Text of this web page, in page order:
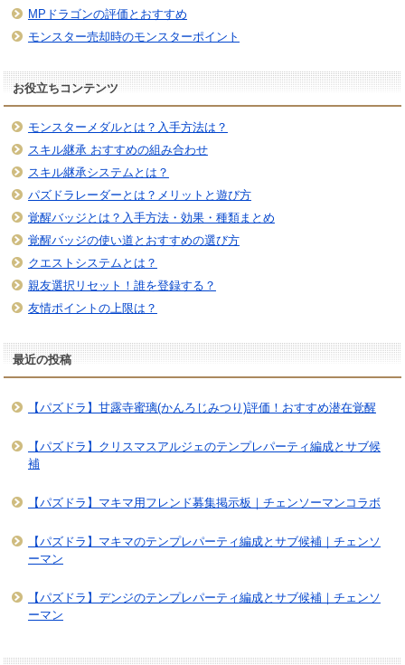
MPドラゴンの評価とおすすめ
モンスター売却時のモンスターポイント
お役立ちコンテンツ
モンスターメダルとは？入手方法は？
スキル継承 おすすめの組み合わせ
スキル継承システムとは？
パズドラレーダーとは？メリットと遊び方
覚醒バッジとは？入手方法・効果・種類まとめ
覚醒バッジの使い道とおすすめの選び方
クエストシステムとは？
親友選択リセット！誰を登録する？
友情ポイントの上限は？
最近の投稿
【パズドラ】甘露寺蜜璃(かんろじみつり)評価！おすすめ潜在覚醒
【パズドラ】クリスマスアルジェのテンプレパーティ編成とサブ候
補
【パズドラ】マキマ用フレンド募集掲示板｜チェンソーマンコラボ
【パズドラ】マキマのテンプレパーティ編成とサブ候補｜チェンソ
ーマン
【パズドラ】デンジのテンプレパーティ編成とサブ候補｜チェンソ
ーマン